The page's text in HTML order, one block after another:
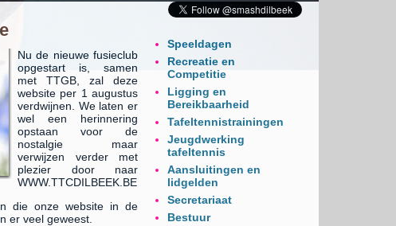
Nu de nieuwe fusieclub
opgestart is, samen
met TTGB, zal deze
website per 1 augustus
verdwijnen. We laten er
wel een herinnering
opstaan voor de
nostalgie maar
verwijzen verder met
plezier door naar
WWW.TTCDILBEEK.BE
die onze website in de
er veel geweest.
Speeldagen
Recreatie en
Competitie
Ligging en
Bereikbaarheid
Tafeltennistrainingen
Jeugdwerking
tafeltennis
Aansluitingen en
lidgelden
Secretariaat
Bestuur